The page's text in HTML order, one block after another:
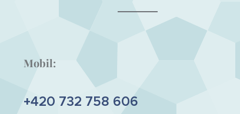
Mobil:
+420 732 758 606